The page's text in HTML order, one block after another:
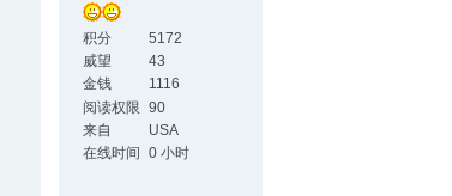
积分
5172
威望
43
金钱
1116
阅读权限 90
来自
USA
在线时间
0 小时